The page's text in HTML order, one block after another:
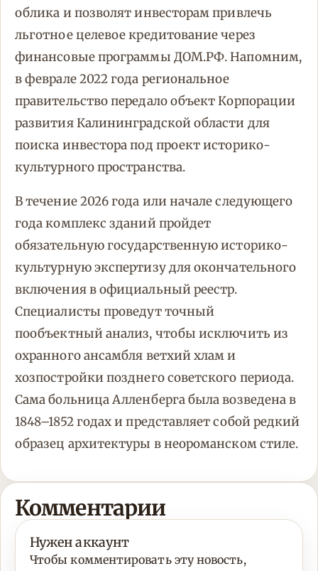
облика и позволят инвесторам привлечь
льготное целевое кредитование через
финансовые программы ДОМ.РФ. Напомним,
в феврале 2022 года региональное
правительство передало объект Корпорации
развития Калининградской области для
поиска инвестора под проект историко-
культурного пространства.
В течение 2026 года или начале следующего
года комплекс зданий пройдет
обязательную государственную историко-
культурную экспертизу для окончательного
включения в официальный реестр.
Специалисты проведут точный
пообъектный анализ, чтобы исключить из
охранного ансамбля ветхий хлам и
хозпостройки позднего советского периода.
Сама больница Алленберга была возведена в
1848–1852 годах и представляет собой редкий
образец архитектуры в неороманском стиле.
Комментарии
Нужен аккаунт
Чтобы комментировать эту новость,